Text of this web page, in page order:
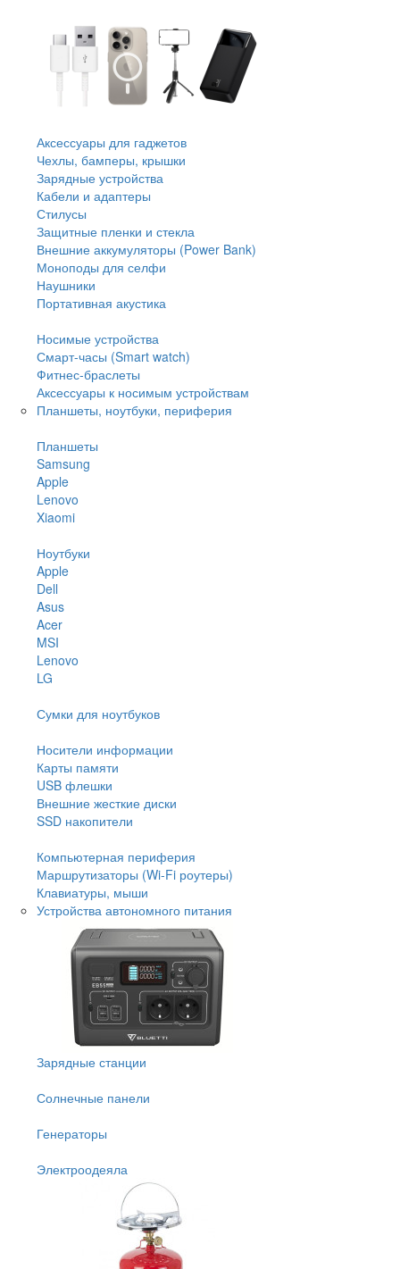
Аксессуары для гаджетов
Чехлы, бамперы, крышки
Зарядные устройства
Кабели и адаптеры
Стилусы
Защитные пленки и стекла
Внешние аккумуляторы (Power Bank)
Моноподы для селфи
Наушники
Портативная акустика
Носимые устройства
Смарт-часы (Smart watch)
Фитнес-браслеты
Аксессуары к носимым устройствам
Планшеты, ноутбуки, периферия
Планшеты
Samsung
Apple
Lenovo
Xiaomi
Ноутбуки
Apple
Dell
Asus
Acer
MSI
Lenovo
LG
Сумки для ноутбуков
Носители информации
Карты памяти
USB флешки
Внешние жесткие диски
SSD накопители
Компьютерная периферия
Маршрутизаторы (Wi-Fi роутеры)
Клавиатуры, мыши
Устройства автономного питания
Зарядные станции
Солнечные панели
Генераторы
Электроодеяла